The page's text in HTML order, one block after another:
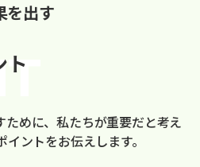
を出す
ト
めに、私たちが重要だと考え
ントをお伝えします。